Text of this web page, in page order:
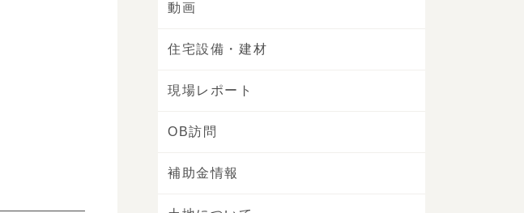
動画
住宅設備・建材
現場レポート
OB訪問
補助金情報